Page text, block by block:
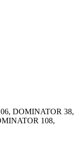
DOMINATOR 38,
108,